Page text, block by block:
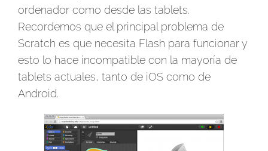
ordenador como desde las tablets.
Recordemos que el principal problema de
Scratch es que necesita Flash para funcionar y
esto lo hace incompatible con la mayoría de
tablets actuales, tanto de iOS como de
Android.